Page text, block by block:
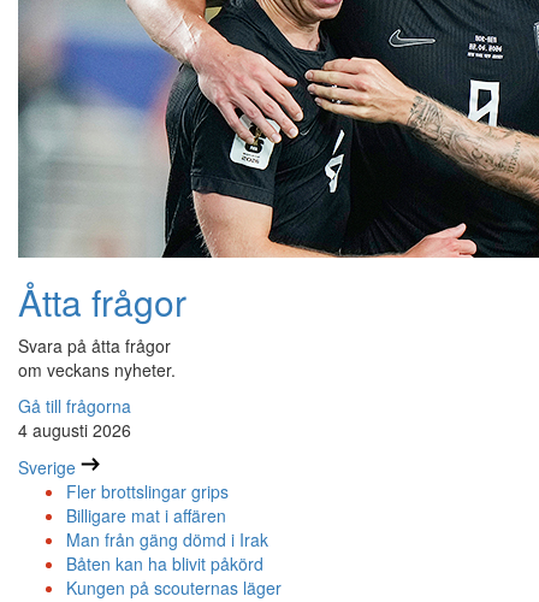
Åtta frågor
Svara på åtta frågor
om veckans nyheter.
Gå till frågorna
4 augusti 2026
Sverige
Fler brottslingar grips
Billigare mat i affären
Man från gäng dömd i Irak
Båten kan ha blivit påkörd
Kungen på scouternas läger